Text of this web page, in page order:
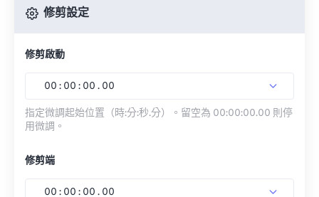
修剪設定
修剪啟動
00 : 00 : 00 . 00
指定微調起始位置（時:分:秒.分）。留空為 00:00:00.00 則停
用微調。
修剪端
00 : 00 : 00 . 00